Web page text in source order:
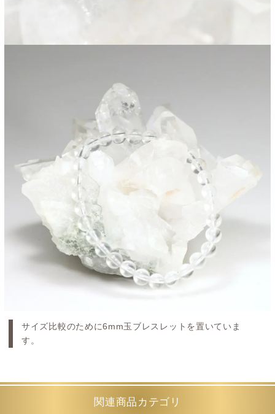
サイズ比較のために6mm玉ブレスレットを置いていま
す。
関連商品カテゴリ